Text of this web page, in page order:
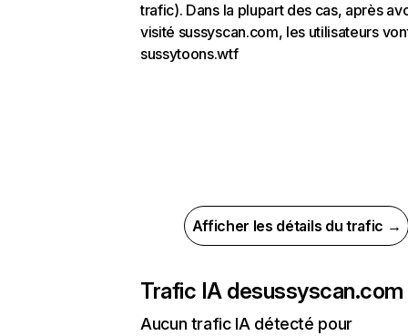
trafic). Dans la plupart des cas, après
visité sussyscan.com, les utilisateurs
sussytoons.wtf
Afficher les détails du trafic →
Trafic IA desussyscan.com
Aucun trafic IA détecté pour